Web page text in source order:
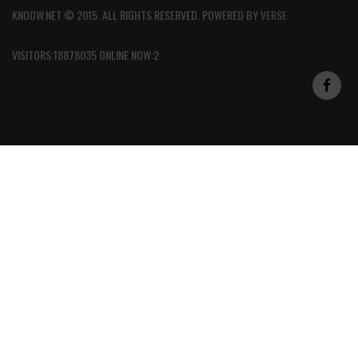
KNOOW.NET © 2015. ALL RIGHTS RESERVED. POWERED BYVERSE
VISITORS:18878035 ONLINE NOW:2